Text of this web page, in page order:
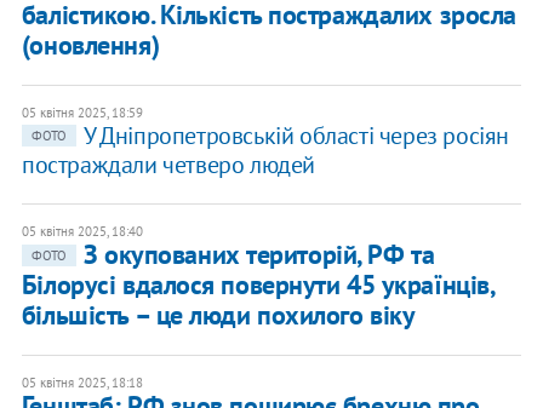
балістикою. Кількість постраждалих зросла
(оновлення)
05 квітня 2025, 18:59
ФОТО
У Дніпропетровській області через росіян
постраждали четверо людей
05 квітня 2025, 18:40
ФОТО
З окупованих територій, РФ та
Білорусі вдалося повернути 45 українців,
більшість – це люди похилого віку
05 квітня 2025, 18:18